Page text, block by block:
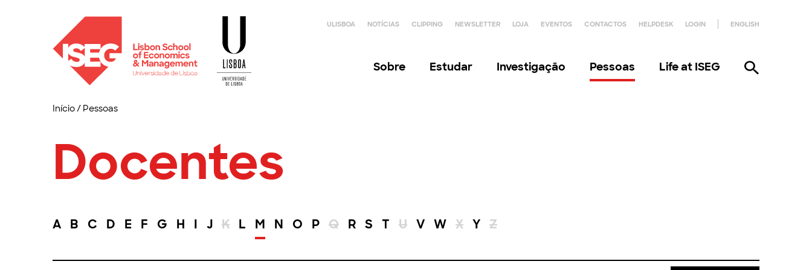
ULISBOA NOTÍCIAS CLIPPING NEWSLETTER LOJA EVENTOS CONTACTOS HELPDESK LOGIN ENGLISH
Sobre Estudar Investigação Pessoas Life at ISEG
Início/ Pessoas
Docentes
A B C D E F G H I J K L M N O P Q R S T U V W X Y Z